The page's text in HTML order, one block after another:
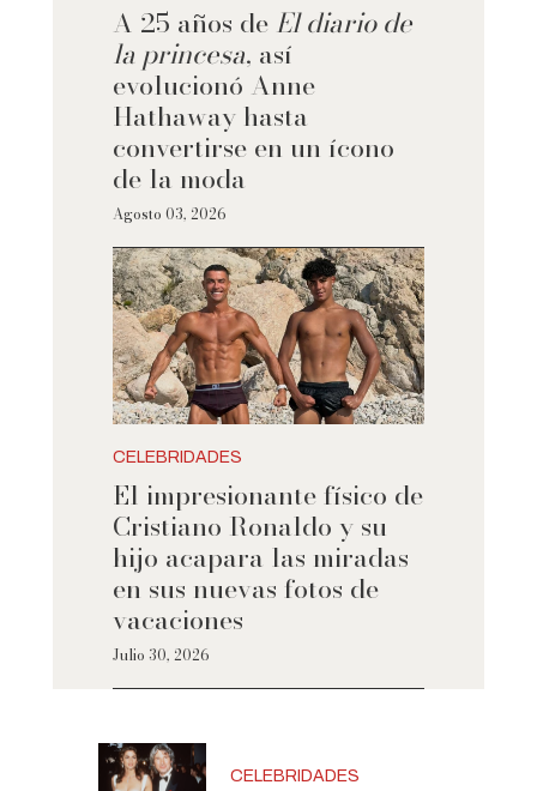
A 25 años de El diario de
la princesa, así
evolucionó Anne
Hathaway hasta
convertirse en un ícono
de la moda
Agosto 03, 2026
CELEBRIDADES
El impresionante físico de
Cristiano Ronaldo y su
hijo acapara las miradas
en sus nuevas fotos de
vacaciones
Julio 30, 2026
CELEBRIDADES